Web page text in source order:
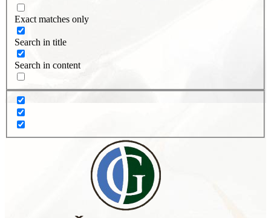
Exact matches only
Search in title
Search in content